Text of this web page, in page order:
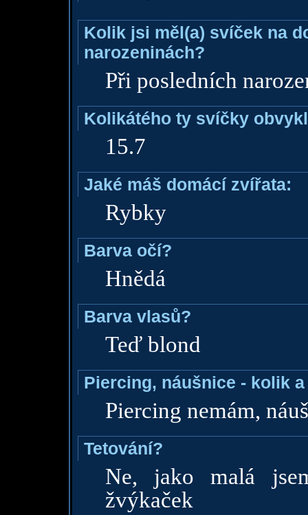
Kolik jsi měl(a) svíček na
narozeninách?
Při posledních
Kolikátého ty svíčky
15.7
Jaké máš domácí zvířata:
Rybky
Barva očí?
Hnědá
Barva vlasů?
Teď blond
Piercing, náušnice - kolik
Piercing nemám,
Tetování?
Ne, jako malá
žvýkaček